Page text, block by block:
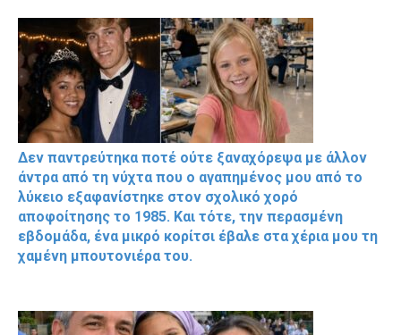
Δεν παντρεύτηκα ποτέ ούτε ξαναχόρεψα με άλλον
άντρα από τη νύχτα που ο αγαπημένος μου από το
λύκειο εξαφανίστηκε στον σχολικό χορό
αποφοίτησης το 1985. Και τότε, την περασμένη
εβδομάδα, ένα μικρό κορίτσι έβαλε στα χέρια μου τη
χαμένη μπουτονιέρα του.